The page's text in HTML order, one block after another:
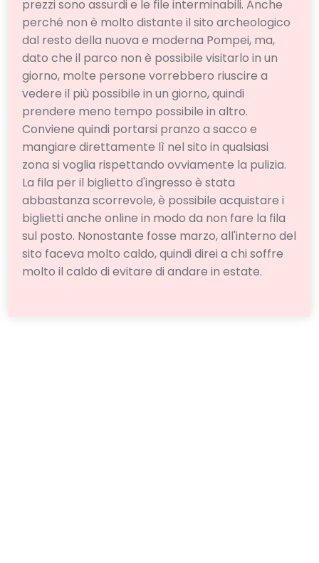
prezzi sono assurdi e le file interminabili. Anche
perché non è molto distante il sito archeologico
dal resto della nuova e moderna Pompei, ma,
dato che il parco non è possibile visitarlo in un
giorno, molte persone vorrebbero riuscire a
vedere il più possibile in un giorno, quindi
prendere meno tempo possibile in altro.
Conviene quindi portarsi pranzo a sacco e
mangiare direttamente lì nel sito in qualsiasi
zona si voglia rispettando ovviamente la pulizia.
La fila per il biglietto d'ingresso è stata
abbastanza scorrevole, è possibile acquistare i
biglietti anche online in modo da non fare la fila
sul posto. Nonostante fosse marzo, all'interno del
sito faceva molto caldo, quindi direi a chi soffre
molto il caldo di evitare di andare in estate.